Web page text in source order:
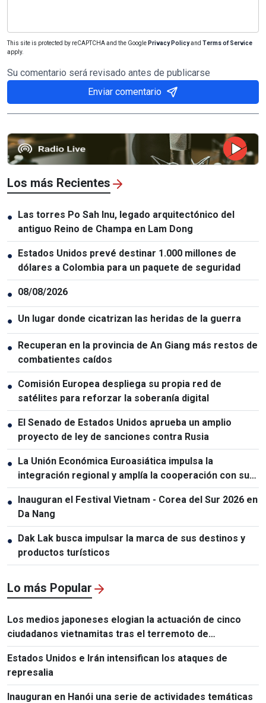
This site is protected by reCAPTCHA and the Google Privacy Policyand Terms of Service
apply.
Su comentario será revisado antes de publicarse
Enviar comentario
Los más Recientes
● Las torres Po Sah Inu, legado arquitectónico del
antiguo Reino de Champa en Lam Dong
● Estados Unidos prevé destinar 1.000 millones de
dólares a Colombia para un paquete de seguridad
● 08/08/2026
● Un lugar donde cicatrizan las heridas de la guerra
● Recuperan en la provincia de An Giang más restos de
combatientes caídos
● Comisión Europea despliega su propia red de
satélites para reforzar la soberanía digital
● El Senado de Estados Unidos aprueba un amplio
proyecto de ley de sanciones contra Rusia
● La Unión Económica Euroasiática impulsa la
integración regional y amplía la cooperación con sus
socios
● Inauguran el Festival Vietnam - Corea del Sur 2026 en
Da Nang
● Dak Lak busca impulsar la marca de sus destinos y
productos turísticos
Lo más Popular
Los medios japoneses elogian la actuación de cinco
ciudadanos vietnamitas tras el terremoto de
Kumamoto
Estados Unidos e Irán intensifican los ataques de
represalia
Inauguran en Hanói una serie de actividades temáticas